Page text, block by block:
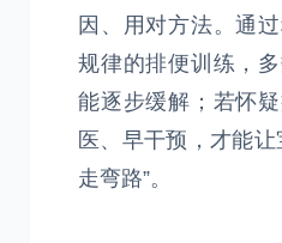
因、用对方法。通
规律的排便训练，
能逐步缓解；若怀
医、早干预，才能
走弯路”。